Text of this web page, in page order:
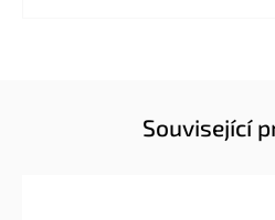
Související